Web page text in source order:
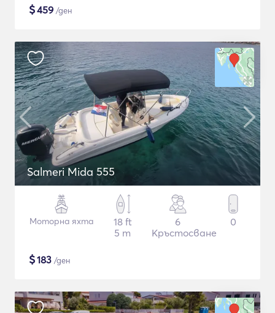
$459 /ден
Salmeri Mida 555
Моторна яхта
18 ft
5 m
6
Кръстосване
0
$183 /ден